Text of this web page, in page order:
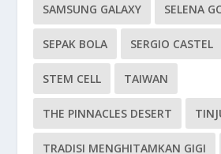
SAMSUNG GALAXY SELENA
SEPAK BOLA SERGIO CASTEL
STEM CELL TAIWAN
THE PINNACLES DESERT
TRADISI MENGHITAMKAN GIGI